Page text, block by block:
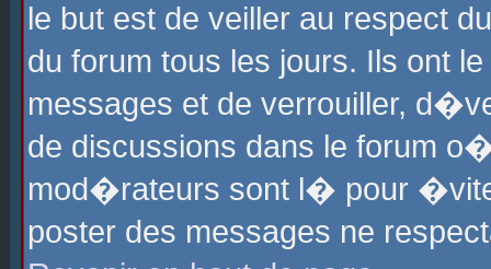
le but est de veiller au respect
du forum tous les jours. Ils ont
messages et de verrouiller,
de discussions dans le forum
mod�rateurs sont l� pour
poster des messages ne